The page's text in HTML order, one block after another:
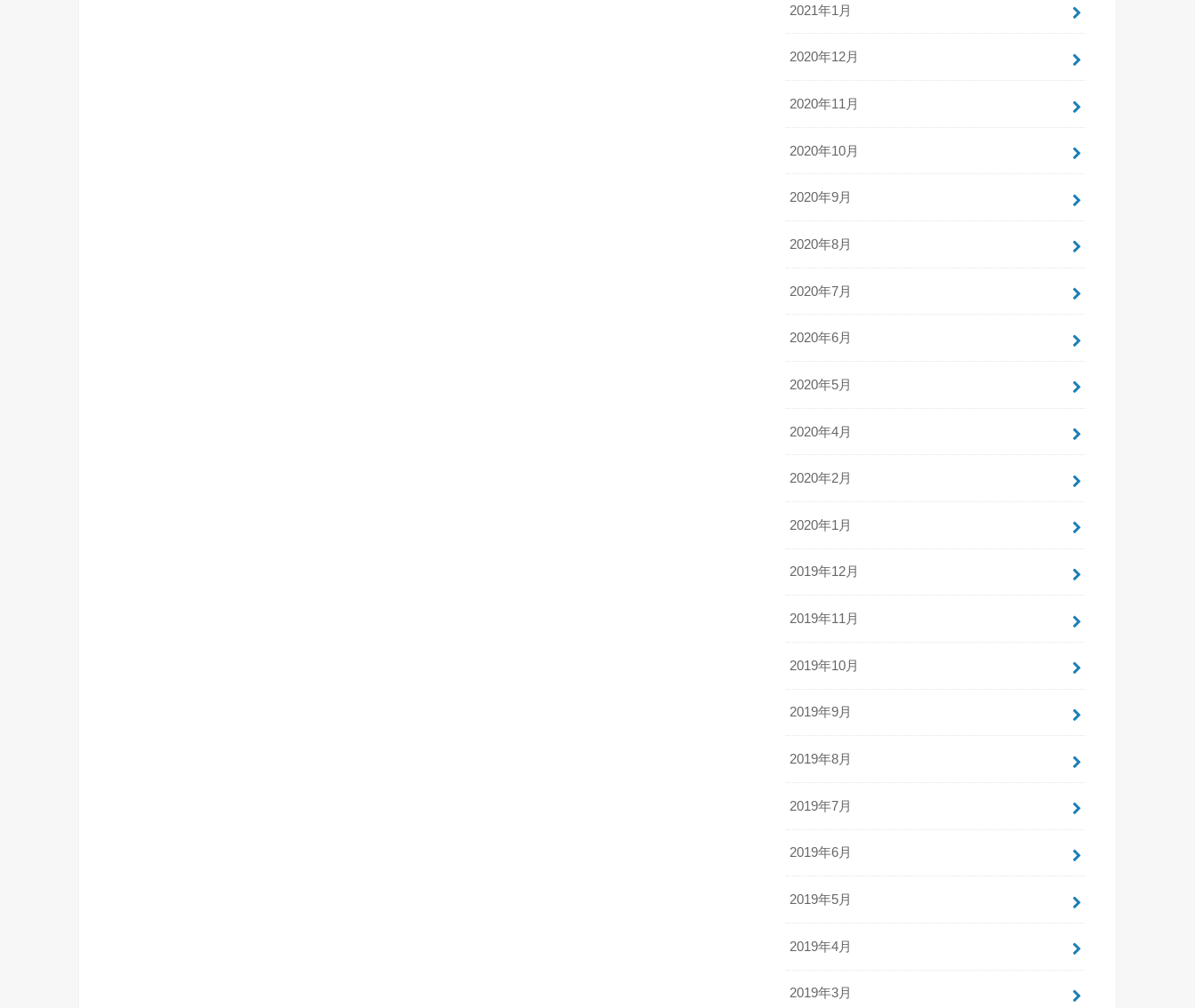
2021年1月
2020年12月
2020年11月
2020年10月
2020年9月
2020年8月
2020年7月
2020年6月
2020年5月
2020年4月
2020年2月
2020年1月
2019年12月
2019年11月
2019年10月
2019年9月
2019年8月
2019年7月
2019年6月
2019年5月
2019年4月
2019年3月